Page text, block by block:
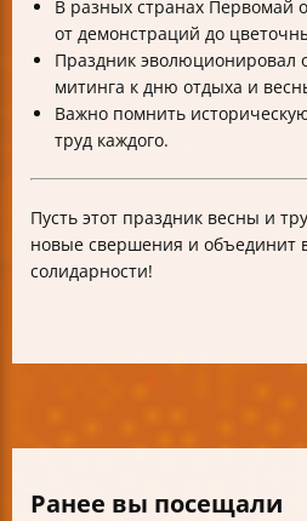
В разных странах
от демонстраций до
Праздник эволюционировал
митинга к дню отдыха и
Важно помнить
труд каждого.
Пусть этот праздник весны и
новые свершения и объединит
солидарности!
Ранее вы посещали